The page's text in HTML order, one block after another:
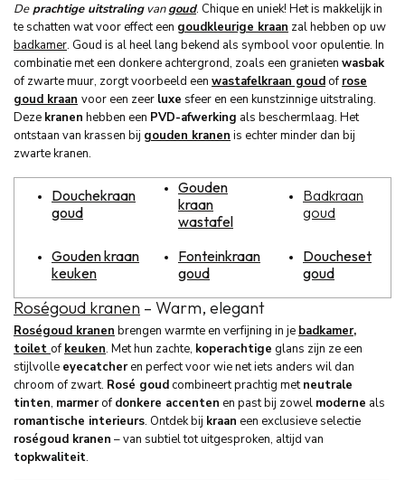
Deprachtige uitstralingvangoud. Chique en uniek! Het is makkelijk in
te schatten wat voor effect een goudkleurige kraan zal hebben op uw
badkamer. Goud is al heel lang bekend als symbool voor opulentie. In
combinatie met een donkere achtergrond, zoals een granieten wasbak
of zwarte muur, zorgt voorbeeld een wastafelkraan goudof rose
goud kraan voor een zeer luxe sfeer en een kunstzinnige uitstraling.
Deze kranen hebben een PVD-afwerking als beschermlaag. Het
ontstaan van krassen bij gouden kranen is echter minder dan bij
zwarte kranen.
Douchekraan
goud
Gouden
kraan
wastafel
Badkraan
goud
Gouden kraan
keuken
Fonteinkraan
goud
Doucheset
goud
Roségoud kranen – Warm, elegant
Roségoud kranen brengen warmte en verfijning in je badkamer,
toilet of keuken. Met hun zachte, koperachtige glans zijn ze een
stijlvolle eyecatcheren perfect voor wie net iets anders wil dan
chroom of zwart. Rosé goudcombineert prachtig metneutrale
tinten, marmerof donkere accenten en past bij zowel moderne als
romantische interieurs. Ontdek bij kraan een exclusieve selectie
roségoud kranen – van subtiel tot uitgesproken, altijd van
topkwaliteit.